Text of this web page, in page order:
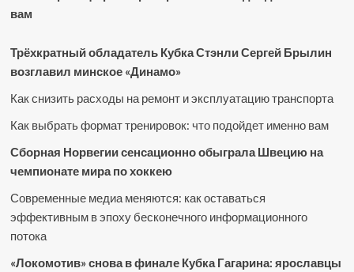
вам
Трёхкратный обладатель Кубка Стэнли Сергей Брылин
возглавил минское «Динамо»
Как снизить расходы на ремонт и эксплуатацию транспорта
Как выбрать формат тренировок: что подойдет именно вам
Сборная Норвегии сенсационно обыграла Швецию на
чемпионате мира по хоккею
Современные медиа меняются: как оставаться
эффективным в эпоху бесконечного информационного
потока
«Локомотив» снова в финале Кубка Гагарина: ярославцы